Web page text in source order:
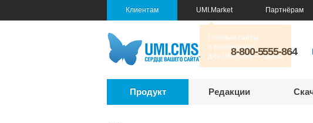
Клиентам UMI.Market Партнёрам
8-800-5555-864
Продукт Редакции